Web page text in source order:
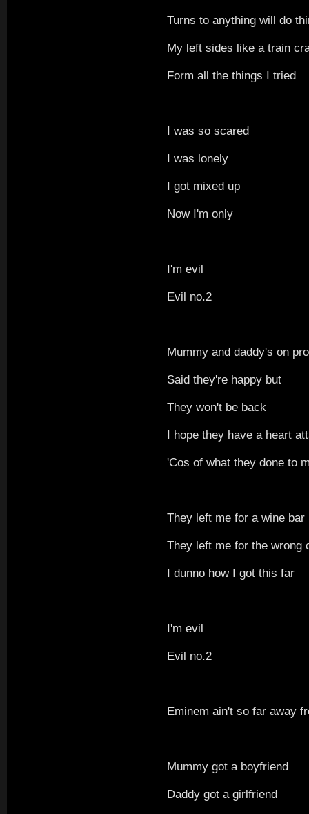
Turns to anything will do
My left sides like a train
Form all the things I tried
I was so scared
I was lonely
I got mixed up
Now I'm only
I'm evil
Evil no.2
Mummy and daddy's on
Said they're happy but
They won't be back
I hope they have a heart
'Cos of what they done to
They left me for a wine bar
They left me for the wrong
I dunno how I got this far
I'm evil
Evil no.2
Eminem ain't so far away
Mummy got a boyfriend
Daddy got a girlfriend